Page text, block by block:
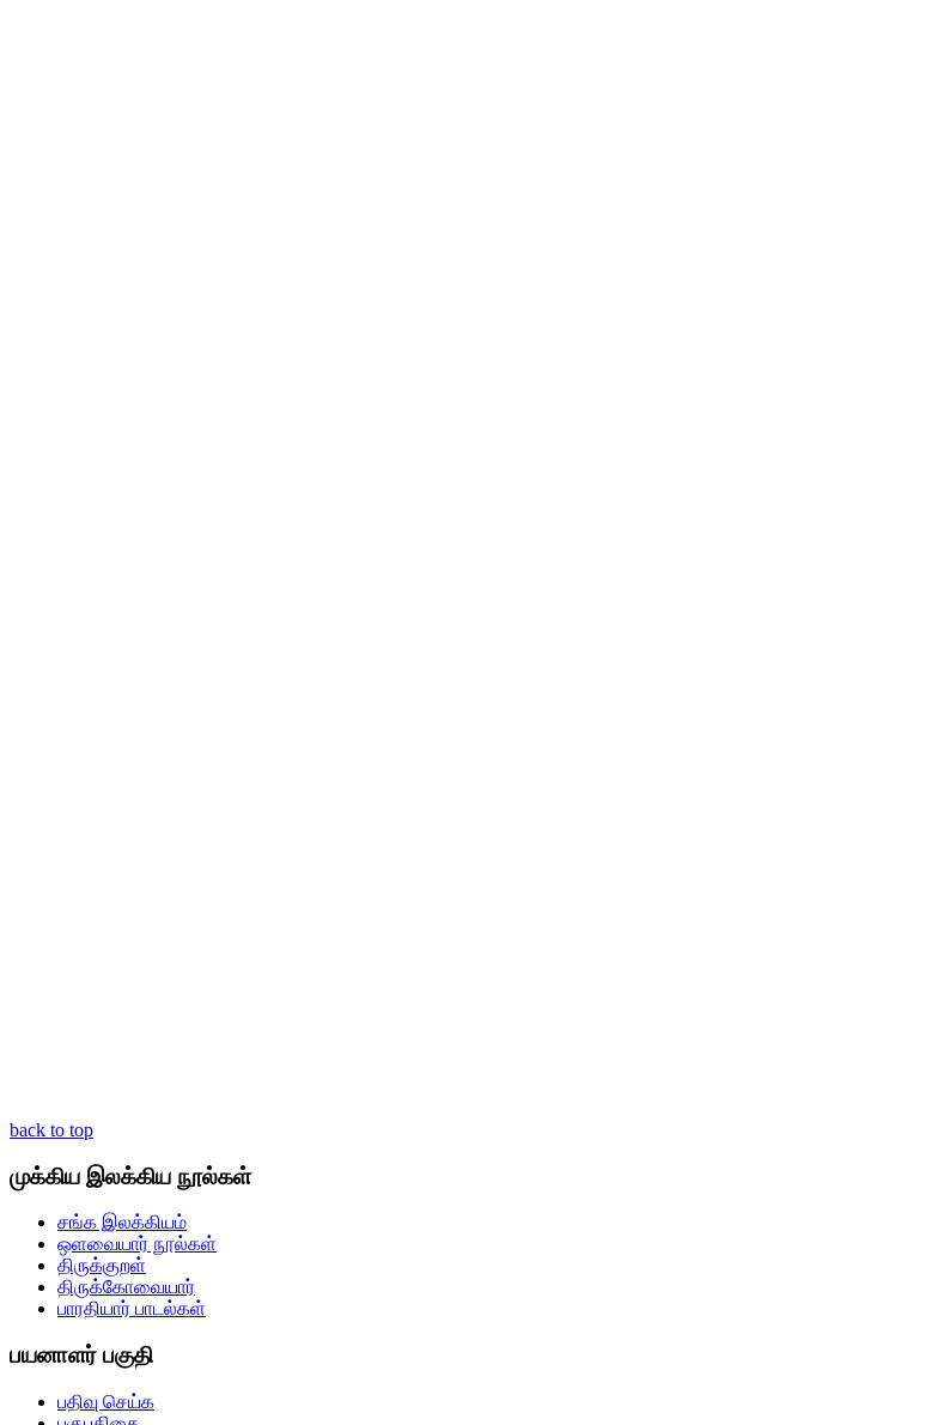
back to top
முக்கிய இலக்கிய நூல்கள்
சங்க இலக்கியம்
ஒளவையார் நூல்கள்
திருக்குறள்
திருக்கோவையார்
பாரதியார் பாடல்கள்
பயனாளர் பகுதி
பதிவு செய்க